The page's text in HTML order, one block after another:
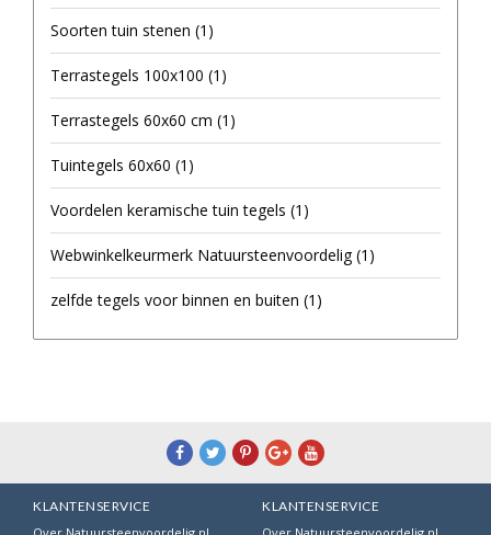
Soorten tuin stenen (1)
Terrastegels 100x100 (1)
Terrastegels 60x60 cm (1)
Tuintegels 60x60 (1)
Voordelen keramische tuin tegels (1)
Webwinkelkeurmerk Natuursteenvoordelig(1)
zelfde tegels voor binnen en buiten (1)
KLANTENSERVICE
KLANTENSERVICE